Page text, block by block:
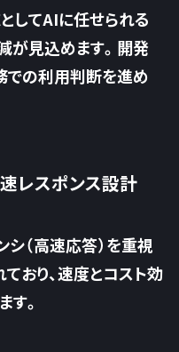
してAIに任せられる
が見込めます。開発
での利用判断を進め
レスポンス設計
（高速応答）を重視
おり、速度とコスト効
。